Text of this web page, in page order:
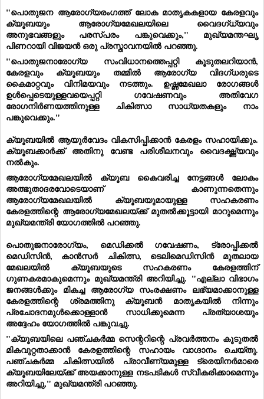
"പൊതുജന ആരോഗ്യരംഗത്ത് ലോക മാതൃകകളായ കേരളവും
ക്യൂബയും ആരോഗ്യമേഖലയിലെ വൈദഗ്ധ്യവും
അനുഭവങ്ങളും പരസ്പരം പങ്കുവെക്കും," മുഖ്യമന്തഘൃ
പിണറായി വിജയൻ ഒരു പ്രസ്താവനയിൽ പറഞ്ഞു.
"പൊതുജനാരോഗ്യ സംവിധാനത്തെപ്പറ്റി കൂടുതലറിയാൻ,
കേരളവും ക്യൂബയും തമ്മിൽ ആരോഗ്യ വിദഗ്ധരുടെ
കൈമാറ്റവും വിനിമയവും നടത്തും. ഉഷ്ണമേഖലാ രോഗങ്ങൾ
ഉൾപ്പെടെയുള്ളവയെപ്പറ്റി ഗവേഷണവും അതിവേഗ
രോഗനിർണയത്തിനുള്ള ചികിത്സാ സാധ്യതകളും നാം
പങ്കുവെക്കും."
ക്യൂബയിൽ ആയുർവേദം വികസിപ്പിക്കാൻ കേരളം സഹായിക്കും.
ക്യൂബക്കാർക്ക് അതിനു വേണ്ട പരിശീലനവും വൈദഗ്ദ്ധ്യവും
നൽകും.
ആരോഗ്യമേഖലയിൽ ക്യൂബ കൈവരിച്ച നേട്ടങ്ങൾ ലോകം
അത്ഭുതാദരവോടെയാണ് കാണുന്നതെന്നും
ആരോഗ്യമേഖലയിൽ ക്യൂബയുമായുള്ള സഹകരണം
കേരളത്തിന്റെ ആരോഗ്യമേഖലയ്ക്ക് മുതൽക്കൂട്ടായി മാറുമെന്നും
മുഖ്യമന്ത്രി യോഗത്തിൽ പറഞ്ഞു.
പൊതുജനാരോഗ്യം, മെഡിക്കൽ ഗവേഷണം, ട്രോപ്പിക്കൽ
മെഡിസിൻ, കാൻസർ ചികിത്സ, ടെലിമെഡിസിൻ മുതലായ
മേഖലയിൽ ക്യൂബയുടെ സഹകരണം കേരളത്തിന്
ഗുണകരമാകുമെന്നും മുഖ്യമന്ത്രി അറിയിച്ചു. "എല്ലാ വിഭാഗം
ജനങ്ങൾക്കും മികച്ച ആരോഗ്യ സംരക്ഷണം ലഭ്യമാക്കാനുള്ള
കേരളത്തിന്റെ ശ്രമത്തിനു ക്യൂബൻ മാതൃകയിൽ നിന്നും
പ്രചോദനമുൾക്കൊള്ളാൻ സാധിക്കുമെന്ന പ്രത്യാശയും
അദ്ദേഹം യോഗത്തിൽ പങ്കുവച്ചു.
"ക്യൂബയിലെ പഞ്ചകർമ്മ സെന്ററിന്റെ പ്രവർത്തനം കൂടുതൽ
മികവുറ്റതാക്കാൻ കേരളത്തിന്റെ സഹായം വാഗ്ദാനം ചെയ്തു.
പഞ്ചകർമ്മ ചികിത്സയിൽ പ്രാവീണ്യമുള്ള ട്രെയിനർമാരെ
ക്യൂബയിലേയ്ക്ക് അയക്കാനുള്ള നടപടികൾ സ്വീകരിക്കാമെന്നും
അറിയിച്ചു," മുഖ്യമന്ത്രി പറഞ്ഞു.